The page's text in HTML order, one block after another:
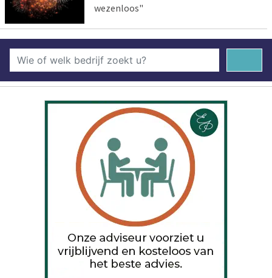
wezenloos"